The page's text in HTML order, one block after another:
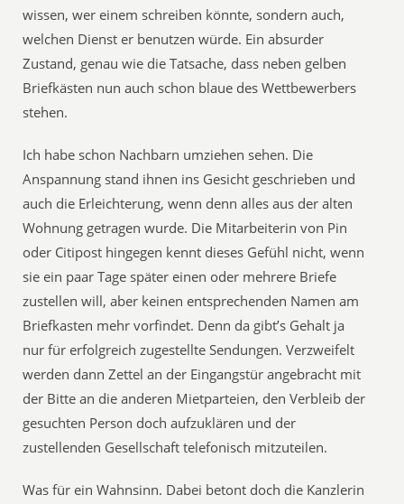
wissen, wer einem schreiben könnte, sondern auch,
welchen Dienst er benutzen würde. Ein absurder
Zustand, genau wie die Tatsache, dass neben gelben
Briefkästen nun auch schon blaue des Wettbewerbers
stehen.
Ich habe schon Nachbarn umziehen sehen. Die
Anspannung stand ihnen ins Gesicht geschrieben und
auch die Erleichterung, wenn denn alles aus der alten
Wohnung getragen wurde. Die Mitarbeiterin von Pin
oder Citipost hingegen kennt dieses Gefühl nicht, wenn
sie ein paar Tage später einen oder mehrere Briefe
zustellen will, aber keinen entsprechenden Namen am
Briefkasten mehr vorfindet. Denn da gibt’s Gehalt ja
nur für erfolgreich zugestellte Sendungen. Verzweifelt
werden dann Zettel an der Eingangstür angebracht mit
der Bitte an die anderen Mietparteien, den Verbleib der
gesuchten Person doch aufzuklären und der
zustellenden Gesellschaft telefonisch mitzuteilen.
Was für ein Wahnsinn. Dabei betont doch die Kanzlerin